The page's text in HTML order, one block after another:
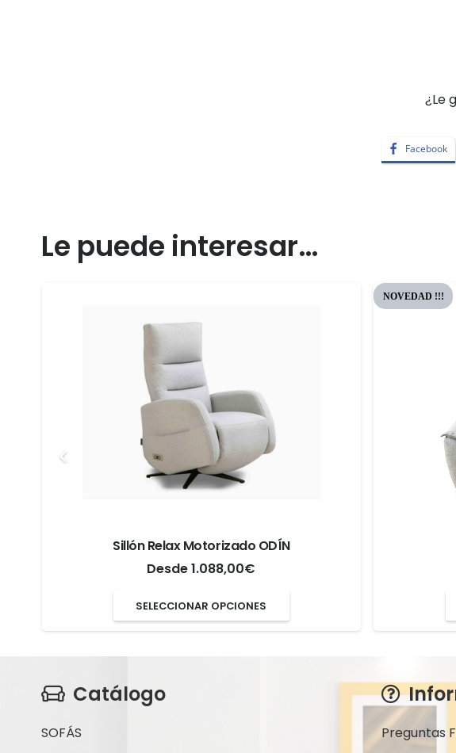
¿Le
Facebook
Le puede interesar…
Sillón Relax Motorizado ODÍN
Desde1.088,00€
SELECCIONAR OPCIONES
producto
NOVEDAD !!!
Catálogo
SOFÁS
Preguntas